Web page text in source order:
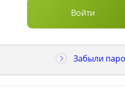
Забыли